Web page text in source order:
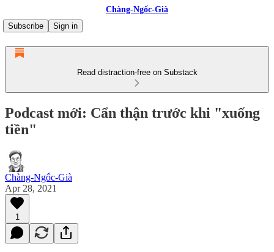
Chàng-Ngốc-Già
Subscribe
Sign in
Read distraction-free on Substack
Podcast mới: Cẩn thận trước khi "xuống
tiền"
Chàng-Ngốc-Già
Apr 28, 2021
1